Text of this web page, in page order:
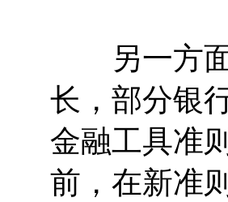
另一方面
长，部分银
金融工具准
前，在新准